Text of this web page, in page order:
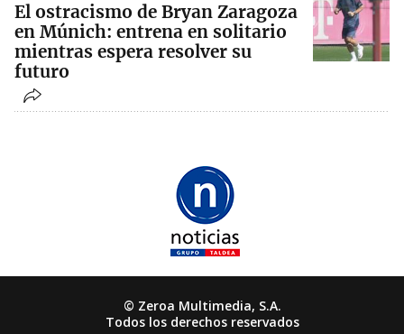
El ostracismo de Bryan Zaragoza
en Múnich: entrena en solitario
mientras espera resolver su
futuro
© Zeroa Multimedia, S.A.
Todos los derechos reservados